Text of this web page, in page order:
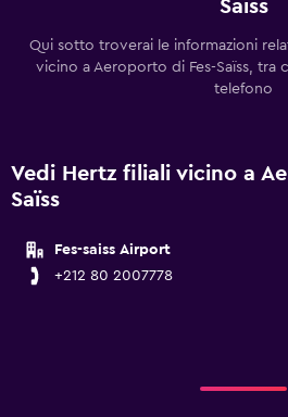
Saïss
Qui sotto troverai le informazioni
vicino a Aeroporto di Fes-Saïss, tra
telefono
Vedi Hertz filiali vicino a
Saïss
Fes-saiss Airport
+212 80 2007778